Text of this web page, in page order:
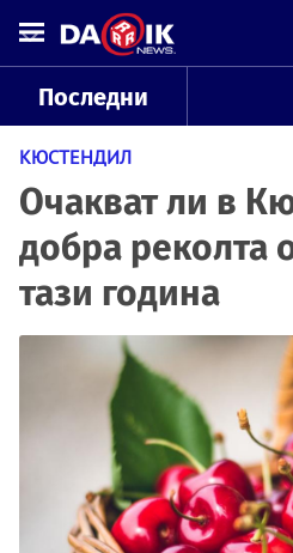
Последни
КЮСТЕНДИЛ
Очакват ли в
добра реколта
тази година